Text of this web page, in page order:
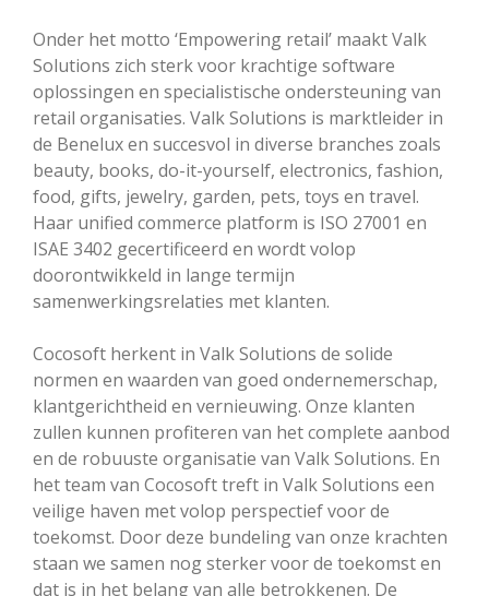
Onder het motto ‘Empowering retail’ maakt Valk
Solutions zich sterk voor krachtige software
oplossingen en specialistische ondersteuning van
retail organisaties. Valk Solutions is marktleider in
de Benelux en succesvol in diverse branches zoals
beauty, books, do-it-yourself, electronics, fashion,
food, gifts, jewelry, garden, pets, toys en travel.
Haar unified commerce platform is ISO 27001 en
ISAE 3402 gecertificeerd en wordt volop
doorontwikkeld in lange termijn
samenwerkingsrelaties met klanten.
Cocosoft herkent in Valk Solutions de solide
normen en waarden van goed ondernemerschap,
klantgerichtheid en vernieuwing. Onze klanten
zullen kunnen profiteren van het complete aanbod
en de robuuste organisatie van Valk Solutions. En
het team van Cocosoft treft in Valk Solutions een
veilige haven met volop perspectief voor de
toekomst. Door deze bundeling van onze krachten
staan we samen nog sterker voor de toekomst en
dat is in het belang van alle betrokkenen. De